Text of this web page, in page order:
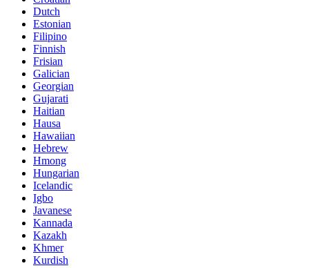
Dutch
Estonian
Filipino
Finnish
Frisian
Galician
Georgian
Gujarati
Haitian
Hausa
Hawaiian
Hebrew
Hmong
Hungarian
Icelandic
Igbo
Javanese
Kannada
Kazakh
Khmer
Kurdish